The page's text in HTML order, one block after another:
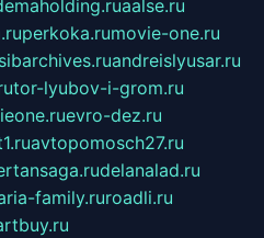
aalse.ru
perkoka.rumovie-one.ru
sibarchives.ruandreislyusar.ru
tor-lyubov-i-grom.ru
evro-dez.ru
avtopomosch27.ru
delanalad.ru
family.ruroadli.ru